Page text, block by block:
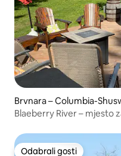
Brvnara – Columbia-
Blaeberry River – mjesto
Odabrali gosti